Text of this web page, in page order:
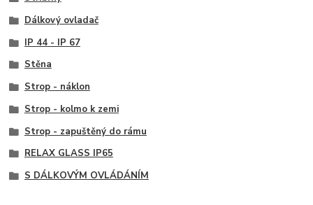
Dálkový ovladač
IP 44 - IP 67
Stěna
Strop - náklon
Strop - kolmo k zemi
Strop - zapuštěný do rámu
RELAX GLASS IP65
S DÁLKOVÝM OVLÁDÁNÍM